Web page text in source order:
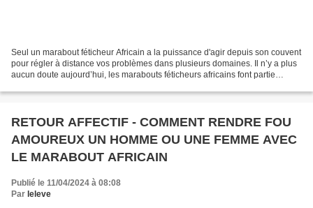
Seul un marabout féticheur Africain a la puissance d'agir depuis son couvent
pour régler à distance vos problèmes dans plusieurs domaines. Il n’y a plus
aucun doute aujourd’hui, les marabouts féticheurs africains font partie
RETOUR AFFECTIF - COMMENT RENDRE FOU
AMOUREUX UN HOMME OU UNE FEMME AVEC
LE MARABOUT AFRICAIN
Publié le 11/04/2024 à 08:08
Par leleve